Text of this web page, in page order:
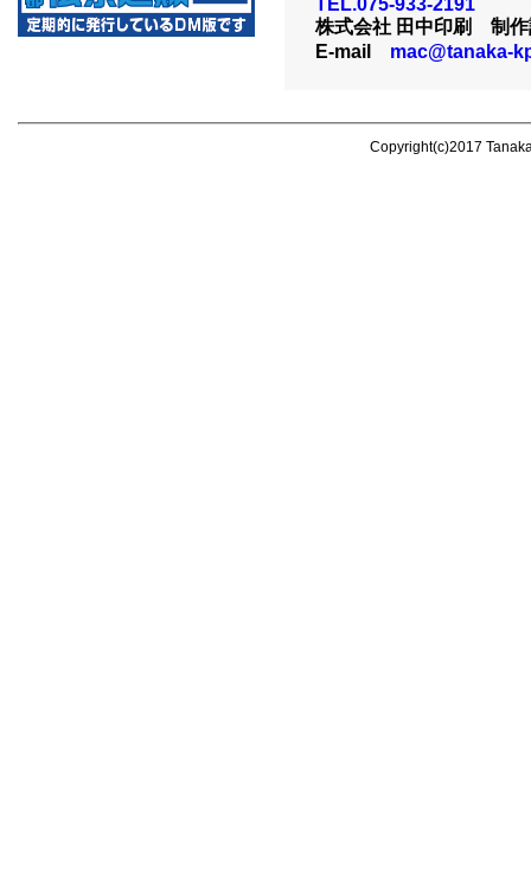
株式会社 田中印刷 制作
E-mail mac@tanaka-
Copyright(c)2017